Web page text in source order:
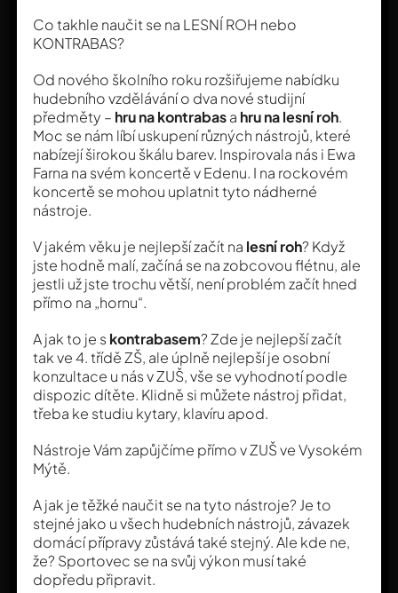
Co takhle naučit se na LESNÍ ROH nebo
KONTRABAS?
Od nového školního roku rozšiřujeme nabídku
hudebního vzdělávání o dva nové studijní
předměty – hru na kontrabasa hru na lesní roh.
Moc se nám líbí uskupení různých nástrojů, které
nabízejí širokou škálu barev. Inspirovala nás i Ewa
Farna na svém koncertě v Edenu. I na rockovém
koncertě se mohou uplatnit tyto nádherné
nástroje.
V jakém věku je nejlepší začít na lesní roh? Když
jste hodně malí, začíná se na zobcovou flétnu, ale
jestli už jste trochu větší, není problém začít hned
přímo na „hornu“.
A jak to je s kontrabasem? Zde je nejlepší začít
tak ve 4. třídě ZŠ, ale úplně nejlepší je osobní
konzultace u nás v ZUŠ, vše se vyhodnotí podle
dispozic dítěte. Klidně si můžete nástroj přidat,
třeba ke studiu kytary, klavíru apod.
Nástroje Vám zapůjčíme přímo v ZUŠ ve Vysokém
Mýtě.
A jak je těžké naučit se na tyto nástroje? Je to
stejné jako u všech hudebních nástrojů, závazek
domácí přípravy zůstává také stejný. Ale kde ne,
že? Sportovec se na svůj výkon musí také
dopředu připravit.